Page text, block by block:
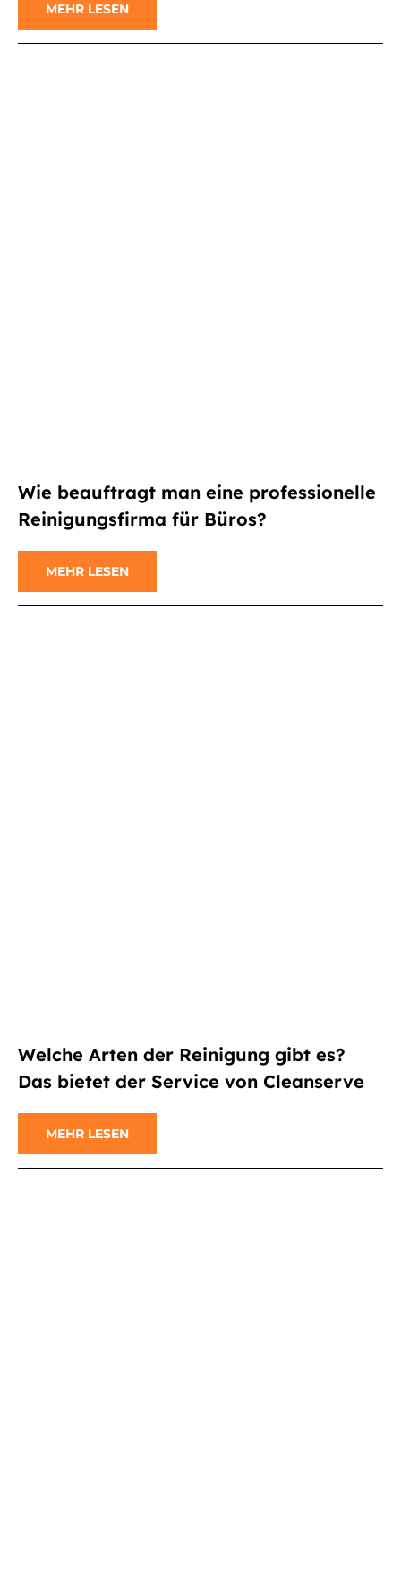
MEHR LESEN
Wie beauftragt man eine professionelle
Reinigungsfirma für Büros?
MEHR LESEN
Welche Arten der Reinigung gibt es?
Das bietet der Service von Cleanserve
MEHR LESEN